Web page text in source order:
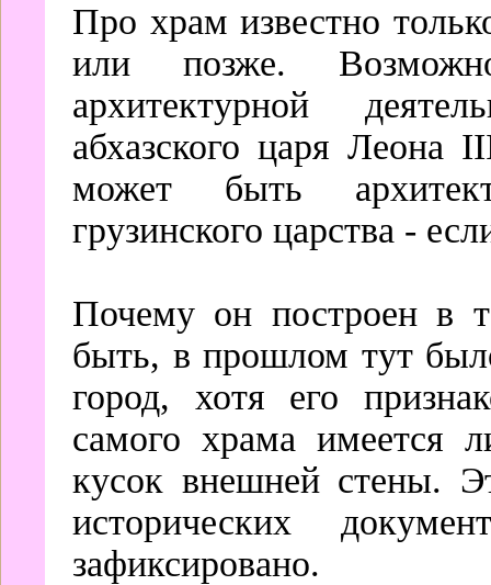
Про храм известно
или позже.
архитектурной
абхазского царя
может быть
грузинского царства -
Почему он построен в
быть, в прошлом тут
город, хотя его
самого храма имеется
кусок внешней стены.
исторических
зафиксировано.